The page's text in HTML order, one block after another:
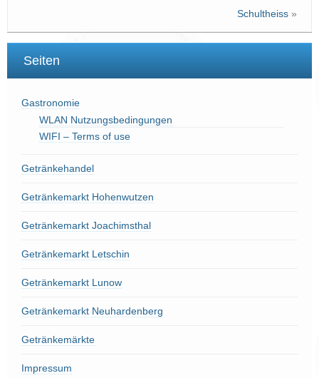
Schultheiss »
Seiten
Gastronomie
WLAN Nutzungsbedingungen
WIFI – Terms of use
Getränkehandel
Getränkemarkt Hohenwutzen
Getränkemarkt Joachimsthal
Getränkemarkt Letschin
Getränkemarkt Lunow
Getränkemarkt Neuhardenberg
Getränkemärkte
Impressum